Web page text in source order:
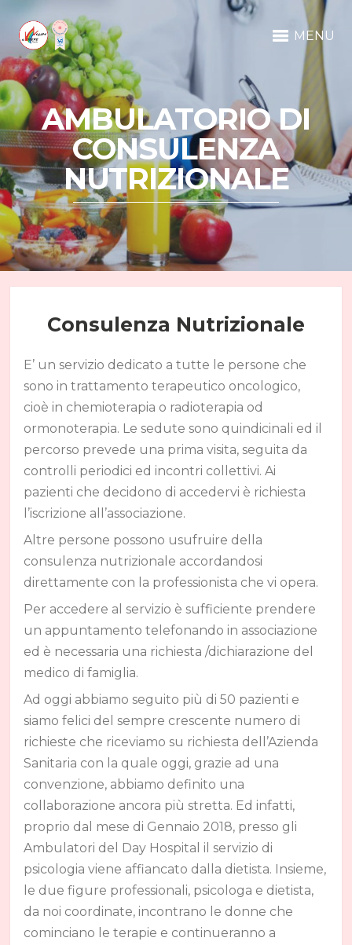
MENU
AMBULATORIO DI
CONSULENZA
NUTRIZIONALE
Consulenza Nutrizionale
E’ un servizio dedicato a tutte le persone che
sono in trattamento terapeutico oncologico,
cioè in chemioterapia o radioterapia od
ormonoterapia. Le sedute sono quindicinali ed il
percorso prevede una prima visita, seguita da
controlli periodici ed incontri collettivi. Ai
pazienti che decidono di accedervi è richiesta
l’iscrizione all’associazione.
Altre persone possono usufruire della
consulenza nutrizionale accordandosi
direttamente con la professionista che vi opera.
Per accedere al servizio è sufficiente prendere
un appuntamento telefonando in associazione
ed è necessaria una richiesta /dichiarazione del
medico di famiglia.
Ad oggi abbiamo seguito più di 50 pazienti e
siamo felici del sempre crescente numero di
richieste che riceviamo su richiesta dell’Azienda
Sanitaria con la quale oggi, grazie ad una
convenzione, abbiamo definito una
collaborazione ancora più stretta. Ed infatti,
proprio dal mese di Gennaio 2018, presso gli
Ambulatori del Day Hospital il servizio di
psicologia viene affiancato dalla dietista. Insieme,
le due figure professionali, psicologa e dietista,
da noi coordinate, incontrano le donne che
cominciano le terapie e continueranno a